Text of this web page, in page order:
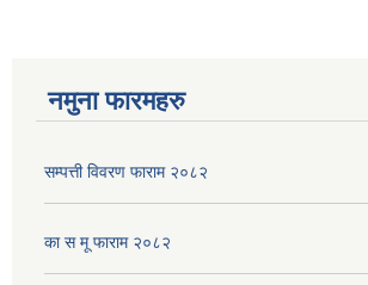
नमुना फारमहरु
सम्पत्ती विवरण फाराम २०८२
का स मू फाराम २०८२